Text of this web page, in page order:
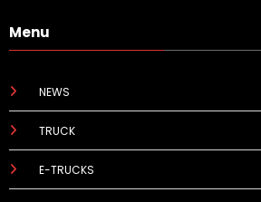
Menu
NEWS
TRUCK
E-TRUCKS